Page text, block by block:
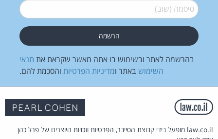
סיסמה (שוב)*
בהרשמה לאתר ובשימוש בו אתה מאשר שקראת את תנאי
השימוש באתר ומדיניות הפרטיות והסכמת להם.
law.co.il מופעל בידי קבוצת הסייבר, הפרטיות וזכויות היוצרים של פרל כהן